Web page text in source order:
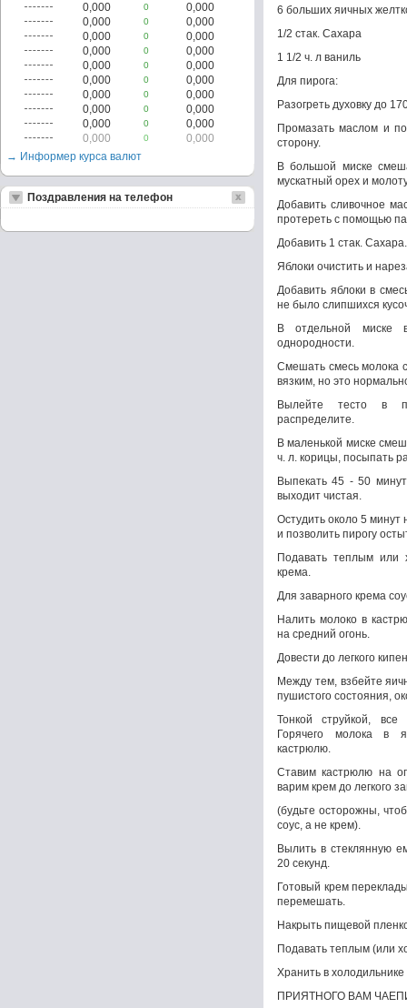
6 больших яичных
1/2 стак. Сахара
1 1/2 ч. л ваниль
Для пирога:
Разогреть духовку до
Промазать маслом и
сторону.
В большой миске
мускатный орех и
Добавить сливочное
протереть с помощью
Добавить 1 стак. Сахара.
Яблоки очистить и
Добавить яблоки в
не было слипшихся
В отдельной миске
однородности.
Смешать смесь молока
вязким, но это
Вылейте тесто в
распределите.
В маленькой миске
ч. л. корицы, посыпать
Выпекать 45 - 50
выходит чистая.
Остудить около 5
и позволить пирогу
Подавать теплым или
крема.
Для заварного крема
Налить молоко в
на средний огонь.
Довести до легкого
Между тем, взбейте
пушистого состояния,
Тонкой струйкой,
Горячего молока в
кастрюлю.
Ставим кастрюлю на
варим крем до легкого
(будьте осторожны,
соус, а не крем).
Вылить в стеклянную
20 секунд.
Готовый крем
перемешать.
Накрыть пищевой
Подавать теплым (или
Хранить в
ПРИЯТНОГО ВАМ
0,000
0
0,000
0,000
0
0,000
0,000
0
0,000
0,000
0
0,000
0,000
0
0,000
0,000
0
0,000
0,000
0
0,000
0,000
0
0,000
0,000
0
0,000
0,000
0
0,000
→ Информер курса валют
Поздравления на телефон